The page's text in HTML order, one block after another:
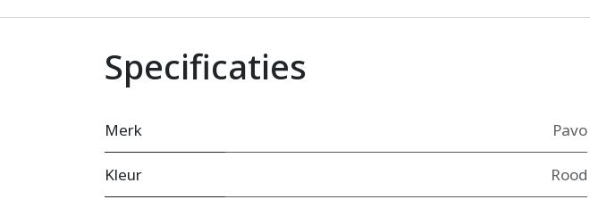
Specificaties
Merk Pavo
Kleur Rood